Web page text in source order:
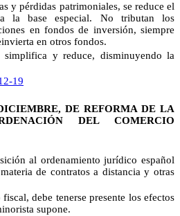
y pérdidas patrimoniales, se reduce el
la base especial. No tributan los
en fondos de inversión, siempre
en otros fondos.
y reduce, disminuyendo la
19
DE REFORMA DE LA
DEL COMERCIO
al ordenamiento jurídico español
de contratos a distancia y otras
debe tenerse presente los efectos
supone.